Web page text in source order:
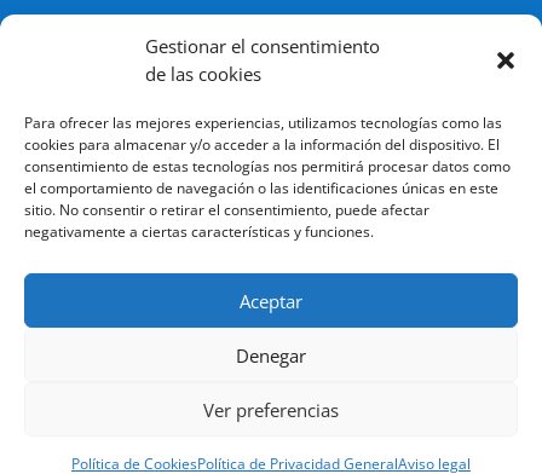
Gestionar el consentimiento
de las cookies
Para ofrecer las mejores experiencias, utilizamos tecnologías como las
cookies para almacenar y/o acceder a la información del dispositivo. El
consentimiento de estas tecnologías nos permitirá procesar datos como
el comportamiento de navegación o las identificaciones únicas en este
sitio. No consentir o retirar el consentimiento, puede afectar
negativamente a ciertas características y funciones.
Aceptar
Denegar
Ver preferencias
Política de CookiesPolítica de Privacidad GeneralAviso legal
Política de Privacidad
Aviso legal
Terminos y condiciones
© Todos los derechos reservados.